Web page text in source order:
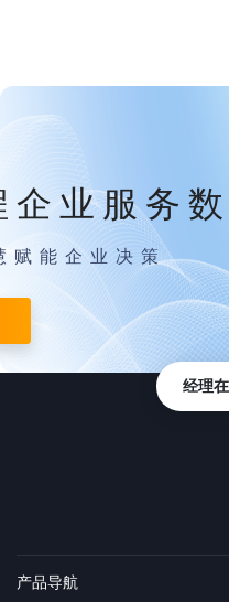
企业服务
赋能企业决策
产品导航
经理